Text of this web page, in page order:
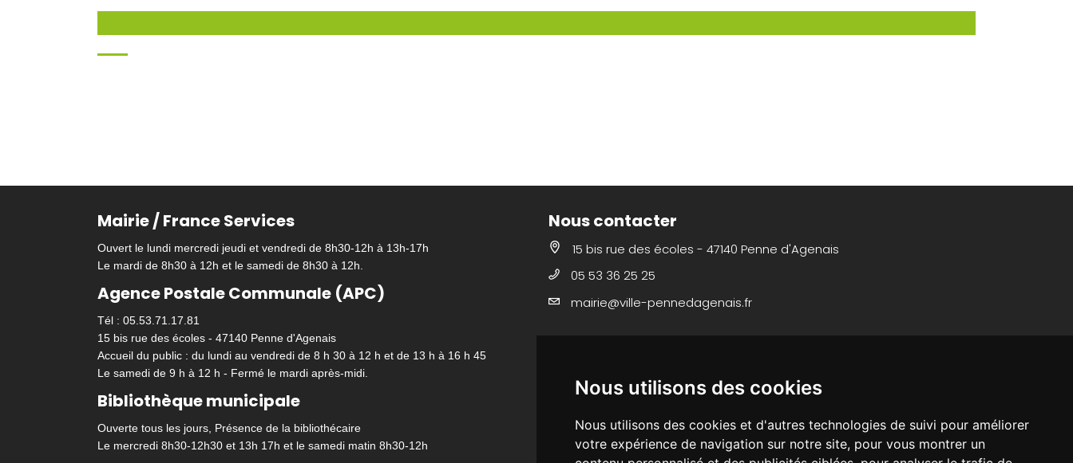
Nous utilisons des cookies
Nous utilisons des cookies et d'autres technologies de suivi pour améliorer
votre expérience de navigation sur notre site, pour vous montrer un
Mairie / France Services
Ouvert le lundi mercredi jeudi et vendredi de 8h30-12h à 13h-17h
Le mardi de 8h30 à 12h et le samedi de 8h30 à 12h.
Agence Postale Communale (APC)
Tél : 05.53.71.17.81
15 bis rue des écoles - 47140 Penne d'Agenais
Accueil du public : du lundi au vendredi de 8 h 30 à 12 h et de 13 h à 16 h 45
Le samedi de 9 h à 12 h - Fermé le mardi après-midi.
Bibliothèque municipale
Ouverte tous les jours, Présence de la bibliothécaire
Le mercredi 8h30-12h30 et 13h 17h et le samedi matin 8h30-12h
Nous contacter
15 bis rue des écoles - 47140 Penne d'Agenais
05 53 36 25 25
mairie@ville-pennedagenais.fr
Les renseignements sont délivrés sur rendez-vous du lundi au vendredi matin